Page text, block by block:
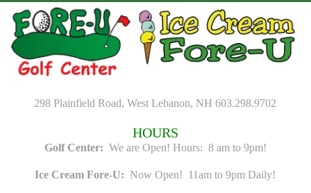
content
298 Plainfield Road, West Lebanon, NH 603.298.9702
HOURS
Golf Center: We are Open! Hours: 8 am to 9pm!
Ice Cream Fore-U: Now Open! 11am to 9pm Daily!